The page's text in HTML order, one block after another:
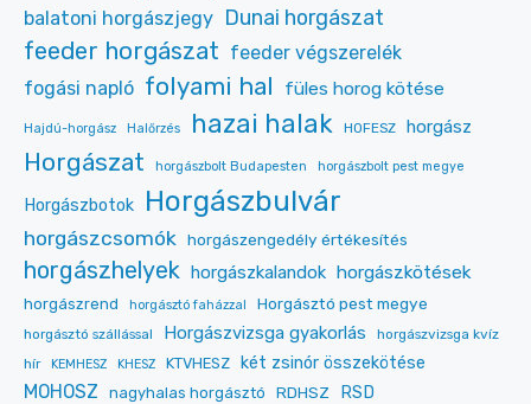
balatoni horgászjegy Dunai horgászat
feeder horgászat feeder végszerelék
fogási napló folyami hal füles horog kötése
Hajdú-horgász Halőrzés hazai halak HOFESZ horgász
Horgászat horgászbolt Budapesten horgászbolt pest megye
Horgászbotok Horgászbulvár
horgászcsomók horgászengedély értékesítés
horgászhelyek horgászkalandok horgászkötések
horgászrend horgásztó faházzal Horgásztó pest megye
horgásztó szállással Horgászvizsga gyakorlás
horgászvizsga kvíz
hír
KEMHESZ KHESZ KTVHESZ két zsinór összekötése
MOHOSZ nagyhalas horgásztó RDHSZ RSD